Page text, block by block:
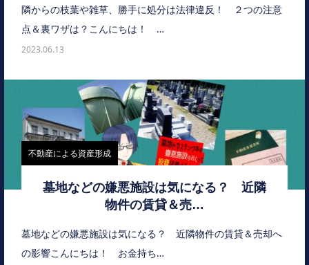
隣からの枝葉や雑草、勝手に処分は法律違反！ ２つの注意
点＆裏ワザは？こんにちは！ …
2023.06.13
不動産による資産形成
墓地などの嫌悪施設は気になる？ 近隣
物件の賃貸＆売…
墓地などの嫌悪施設は気になる？ 近隣物件の賃貸＆売却へ
の影響こんにちは！ お金持ち…